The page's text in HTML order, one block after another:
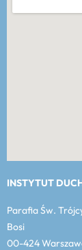
INSTYTUT
Parafia
Bosi
00-424